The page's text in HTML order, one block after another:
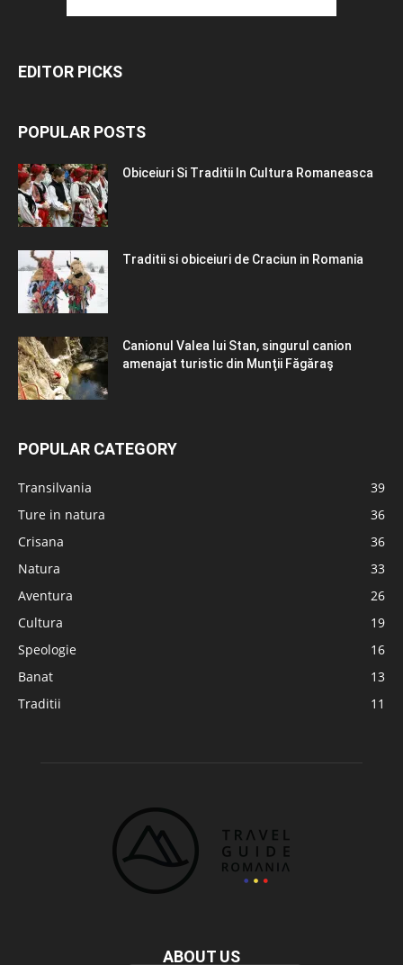
EDITOR PICKS
POPULAR POSTS
Obiceiuri Si Traditii In Cultura Romaneasca
Traditii si obiceiuri de Craciun in Romania
Canionul Valea lui Stan, singurul canion
amenajat turistic din Munţii Făgăraş
POPULAR CATEGORY
Transilvania
39
Ture in natura
36
Crisana
36
Natura
33
Aventura
26
Cultura
19
Speologie
16
Banat
13
Traditii
11
ABOUT US